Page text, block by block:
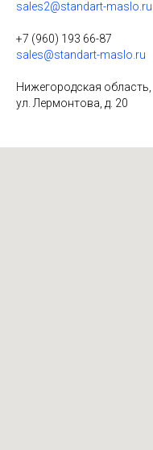
sales2@standart-maslo.ru
+7 (960) 193 66-87
sales@standart-maslo.ru
Нижегородская
ул. Лермонтова, д. 20